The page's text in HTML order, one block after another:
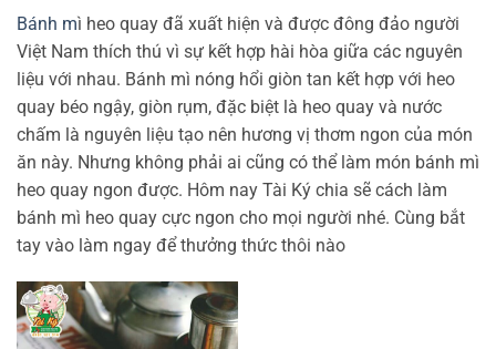
Bánh mì heo quay đã xuất hiện và được đông đảo người
Việt Nam thích thú vì sự kết hợp hài hòa giữa các nguyên
liệu với nhau. Bánh mì nóng hổi giòn tan kết hợp với heo
quay béo ngậy, giòn rụm, đặc biệt là heo quay và nước
chấm là nguyên liệu tạo nên hương vị thơm ngon của món
ăn này. Nhưng không phải ai cũng có thể làm món bánh mì
heo quay ngon được. Hôm nay Tài Ký chia sẽ cách làm
bánh mì heo quay cực ngon cho mọi người nhé. Cùng bắt
tay vào làm ngay để thưởng thức thôi nào